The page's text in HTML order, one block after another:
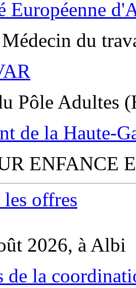
Européenne
du
Pôle Adultes
de la Haute-
ENFANCE
offres
2026, à Albi
de la